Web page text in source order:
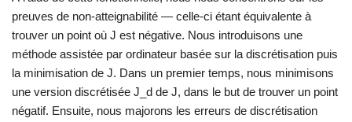
preuves de non-atteignabilité — celle-ci étant équivalente à
trouver un point où J est négative. Nous introduisons une
méthode assistée par ordinateur basée sur la discrétisation puis
la minimisation de J. Dans un premier temps, nous minimisons
une version discrétisée J_d de J, dans le but de trouver un point
négatif. Ensuite, nous majorons les erreurs de discrétisation